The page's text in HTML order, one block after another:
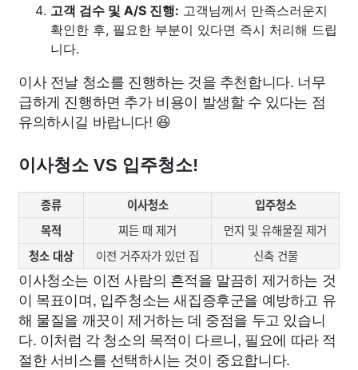
고객 검수 및 A/S 진행: 고객님께서 만족스러운지
확인한 후, 필요한 부분이 있다면 즉시 처리해 드립
니다.
이사 전날 청소를 진행하는 것을 추천합니다. 너무
급하게 진행하면 추가 비용이 발생할 수 있다는 점
유의하시길 바랍니다! 😆
이사청소 VS 입주청소!
종류 이사청소
입주청소
목적
찌든 때 제거
먼지 및 유해물질 제거
청소 대상
이전 거주자가 있던 집 신축 건물
이사청소는 이전 사람의 흔적을 말끔히 제거하는 것
이 목표이며, 입주청소는 새집증후군을 예방하고 유
해 물질을 깨끗이 제거하는 데 중점을 두고 있습니
다. 이처럼 각 청소의 목적이 다르니, 필요에 따라 적
절한 서비스를 선택하시는 것이 중요합니다.